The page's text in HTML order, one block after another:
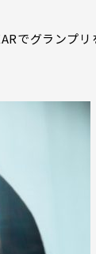
でグランプ